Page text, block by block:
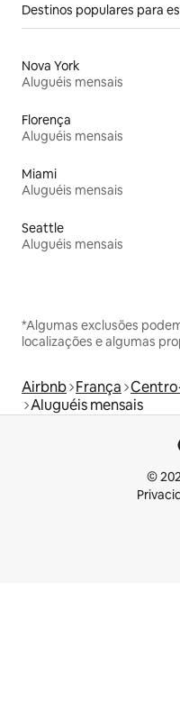
Destinos populares para
Nova York
Aluguéis mensais
Florença
Aluguéis mensais
Miami
Aluguéis mensais
Seattle
Aluguéis mensais
*Algumas exclusões
localizações e algumas
Airbnb França
Aluguéis mensais
©